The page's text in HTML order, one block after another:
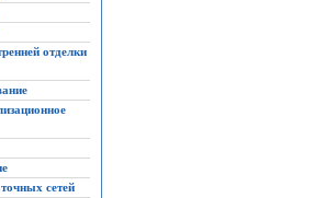
отделки
сетей